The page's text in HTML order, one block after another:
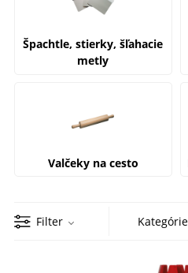
Špachtle, stierky, šľahacie
metly
Valčeky na cesto
Filter Kategórie